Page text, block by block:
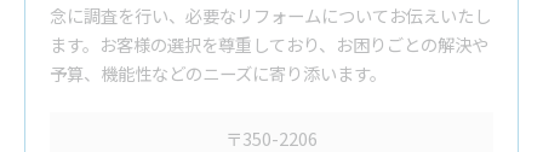
念に調査を行い、必要なリフォームについてお伝えいたし
ます。お客様の選択を尊重しており、お困りごとの解決や
予算、機能性などのニーズに寄り添います。
〒350-2206